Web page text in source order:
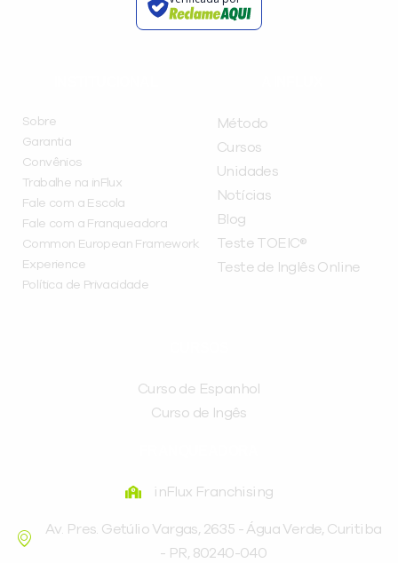
Sobre
Garantia
Convênios
Trabalhe na inFlux
Fale com a Escola
Fale com a Franqueadora
Common European Framework
Experience
Política de Privacidade
Método
Cursos
Unidades
Notícias
Blog
Teste TOEIC®
Teste de Inglês Online
Curso de Espanhol
Curso de Ingês
inFlux Franchising
Av. Pres. Getúlio Vargas, 2635 - Água Verde, Curitiba
- PR, 80240-040